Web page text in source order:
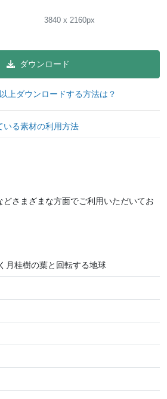
3840x 2160px
ダウンロード
上ダウンロードする方法は？
いる素材の利用方法
さまざまな方面でご利用いただいてお
月桂樹の葉と回転する地球